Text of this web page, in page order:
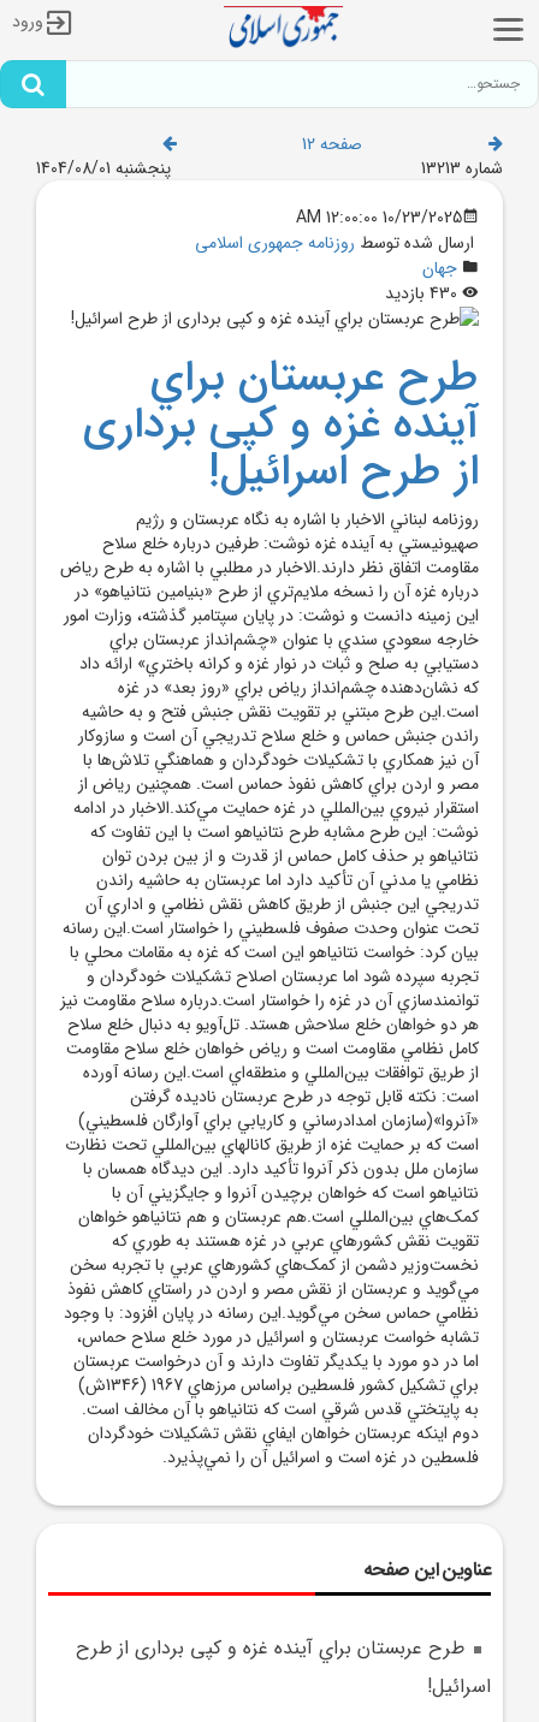
ورود
صفحه 12
شماره 13213
پنجشنبه 1404/08/01
10/23/2025 12:00:00 AM
ارسال شده توسط روزنامه جمهوری اسلامی
جهان
طرح عربستان براي
آينده غزه و کپی برداری
از طرح اسرائیل!
روزنامه لبناني الاخبار با اشاره به نگاه عربستان و رژيم
صهيونيستي به آينده غزه نوشت: طرفين درباره خلع سلاح
مقاومت اتفاق نظر دارند.الاخبار در مطلبي با اشاره به طرح رياض
درباره غزه آن را نسخه ملايم‌تري از طرح «بنيامين نتانياهو» در
اين زمينه دانست و نوشت: در پايان سپتامبر گذشته، وزارت امور
خارجه سعودي سندي با عنوان «چشم‌انداز عربستان براي
دستيابي به صلح و ثبات در نوار غزه و کرانه باختري» ارائه داد
که نشان‌دهنده چشم‌انداز رياض براي «روز بعد» در غزه
است.اين طرح مبتني بر تقويت نقش جنبش فتح و به حاشيه
راندن جنبش حماس و خلع سلاح تدريجي آن است و سازوکار
آن نيز همکاري با تشکيلات خودگردان و هماهنگي تلاش‌ها با
مصر و اردن براي کاهش نفوذ حماس است. همچنين رياض از
استقرار نيروي بين‌المللي در غزه حمايت مي‌کند.الاخبار در ادامه
نوشت: اين طرح مشابه طرح نتانياهو است با اين تفاوت که
نتانياهو بر حذف کامل حماس از قدرت و از بين بردن توان
نظامي يا مدني آن تأکيد دارد اما عربستان به حاشيه راندن
تدريجي اين جنبش از طريق کاهش نقش نظامي و اداري آن
تحت عنوان وحدت صفوف فلسطيني را خواستار است.اين رسانه
بيان کرد: خواست نتانياهو اين است که غزه به مقامات محلي با
تجربه سپرده شود اما عربستان اصلاح تشکيلات خودگردان و
توانمندسازي آن در غزه را خواستار است.درباره سلاح مقاومت نيز
هر دو خواهان خلع سلاحش هستد. تل‌آويو به دنبال خلع سلاح
کامل نظامي مقاومت است و رياض خواهان خلع سلاح مقاومت
از طريق توافقات بين‌المللي و منطقه‌اي است.اين رسانه آورده
است: نکته قابل توجه در طرح عربستان ناديده گرفتن
«آنروا»(سازمان امدادرساني و کاريابي براي آوارگان فلسطيني)
است که بر حمايت غزه از طريق کانالهاي بين‌المللي تحت نظارت
سازمان ملل بدون ذکر آنروا تأکيد دارد. اين ديدگاه همسان با
نتانياهو است که خواهان برچيدن آنروا و جايگزيني آن با
کمک‌هاي بين‌المللي است.هم عربستان و هم نتانياهو خواهان
تقويت نقش کشورهاي عربي در غزه هستند به طوري که
نخست‌وزير دشمن از کمک‌هاي کشورهاي عربي با تجربه سخن
مي‌گويد و عربستان از نقش مصر و اردن در راستاي کاهش نفوذ
نظامي حماس سخن مي‌گويد.اين رسانه در پايان افزود: با وجود
تشابه خواست عربستان و اسرائيل در مورد خلع سلاح حماس،
اما در دو مورد با يکديگر تفاوت دارند و آن درخواست عربستان
براي تشکيل کشور فلسطين براساس مرزهاي 1967 (1346ش)
به پايتختي قدس شرقي است که نتانياهو با آن مخالف است.
دوم اينکه عربستان خواهان ايفاي نقش تشکيلات خودگردان
فلسطين در غزه است و اسرائيل آن را نمي‌پذيرد.
عناوین این صفحه
طرح عربستان براي آينده غزه و کپی برداری از طرح
اسرائیل!